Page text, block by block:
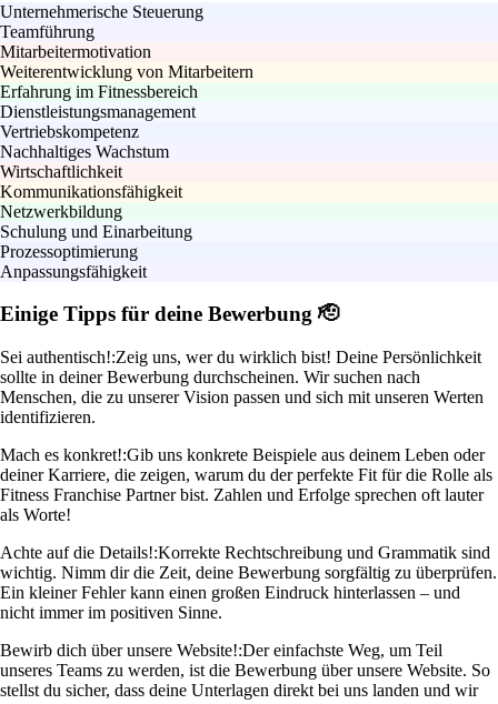
Unternehmerische Steuerung
Teamführung
Mitarbeitermotivation
Weiterentwicklung von Mitarbeitern
Erfahrung im Fitnessbereich
Dienstleistungsmanagement
Vertriebskompetenz
Nachhaltiges Wachstum
Wirtschaftlichkeit
Kommunikationsfähigkeit
Netzwerkbildung
Schulung und Einarbeitung
Prozessoptimierung
Anpassungsfähigkeit
Einige Tipps für deine Bewerbung 🫡
Sei authentisch!:Zeig uns, wer du wirklich bist! Deine Persönlichkeit
sollte in deiner Bewerbung durchscheinen. Wir suchen nach
Menschen, die zu unserer Vision passen und sich mit unseren Werten
identifizieren.
Mach es konkret!:Gib uns konkrete Beispiele aus deinem Leben oder
deiner Karriere, die zeigen, warum du der perfekte Fit für die Rolle als
Fitness Franchise Partner bist. Zahlen und Erfolge sprechen oft lauter
als Worte!
Achte auf die Details!:Korrekte Rechtschreibung und Grammatik sind
wichtig. Nimm dir die Zeit, deine Bewerbung sorgfältig zu überprüfen.
Ein kleiner Fehler kann einen großen Eindruck hinterlassen – und
nicht immer im positiven Sinne.
Bewirb dich über unsere Website!:Der einfachste Weg, um Teil
unseres Teams zu werden, ist die Bewerbung über unsere Website. So
stellst du sicher, dass deine Unterlagen direkt bei uns landen und wir